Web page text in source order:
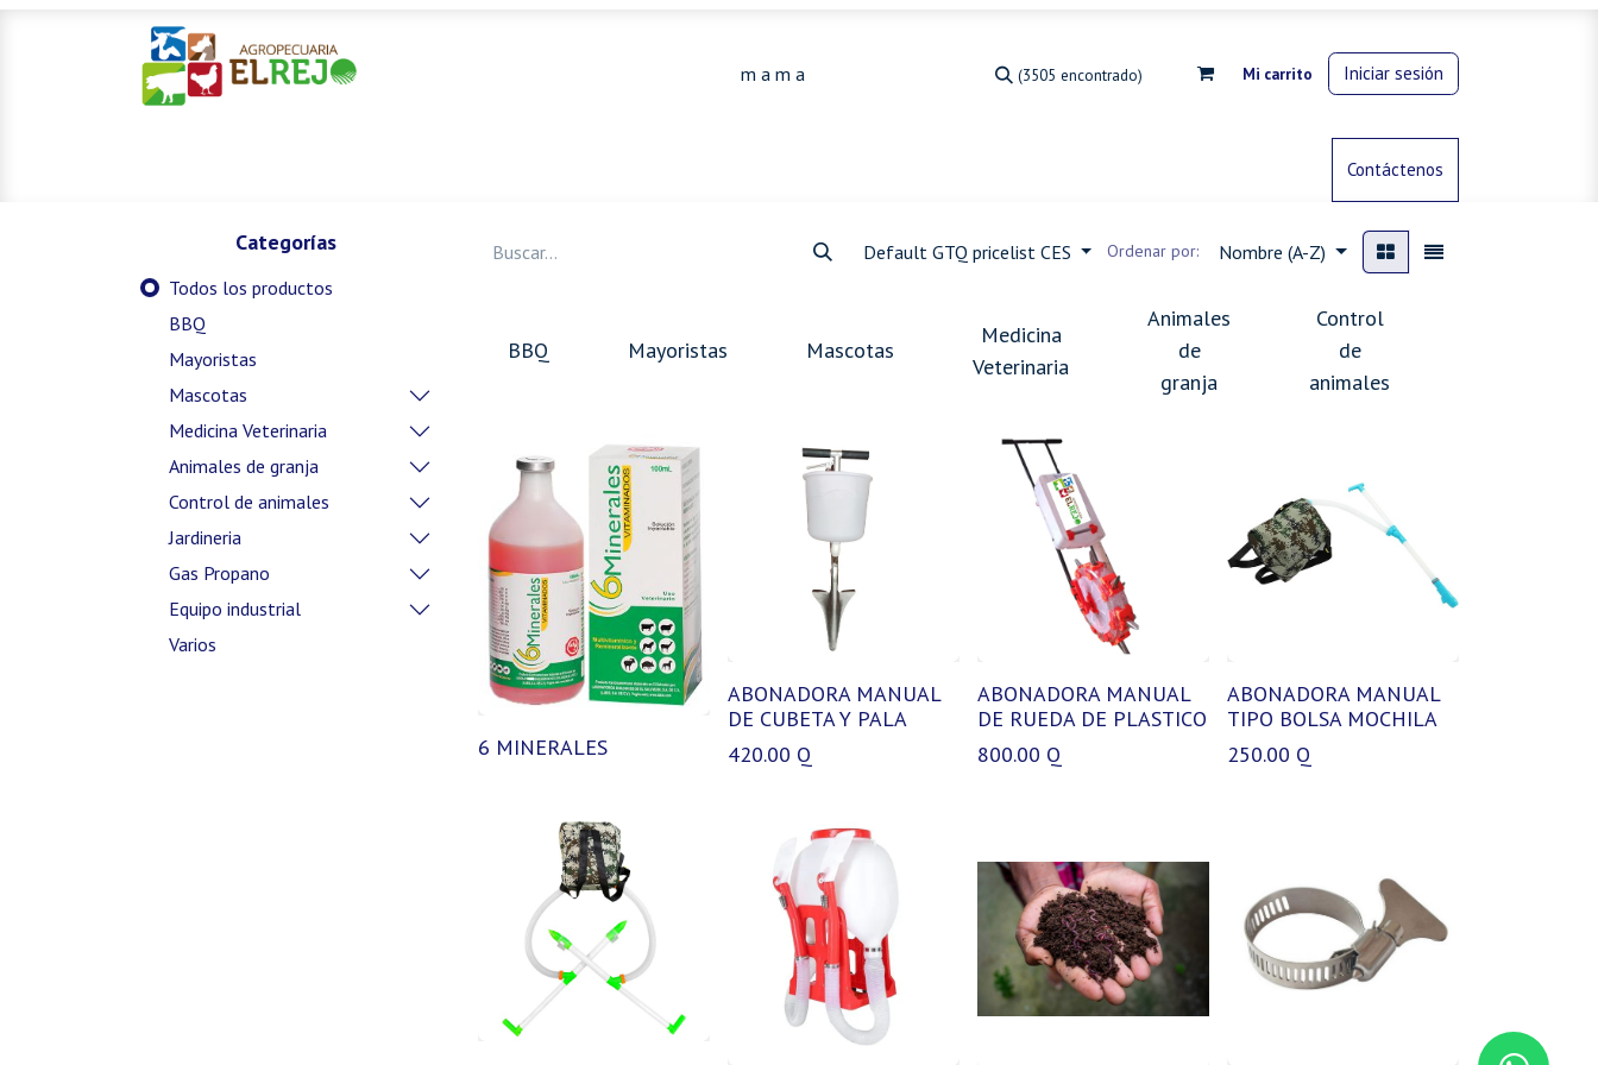
(3505 encontrado) Mi carrito Iniciar sesión
Control de animalesContáctenos
Categorías
Todos los productos
BBQ
Mayoristas
Mascotas
Medicina Veterinaria
Animales de granja
Control de animales
Jardineria
Gas Propano
Equipo industrial
Varios
Default GTQ pricelist CES Ordenar por: Nombre (A-Z)
BBQ Mayoristas Mascotas
Medicina
Veterinaria
Animales
de
granja
Control
de
animales
6 MINERALES
ABONADORA MANUAL
DE CUBETA Y PALA
420.00 Q
ABONADORA MANUAL
DE RUEDA DE PLASTICO
800.00 Q
ABONADORA MANUAL
TIPO BOLSA MOCHILA
250.00 Q